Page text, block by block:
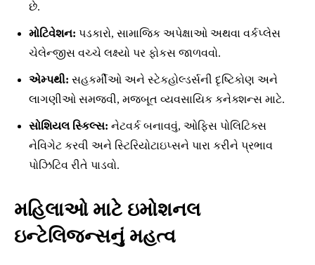
છે.
મોટિવેશન: પડકારો, સામાજિક અપેક્ષાઓ અથવા વર્કપ્લેસ
ચેલેન્જીસ વચ્ચે લક્ષ્યો પર ફોકસ જાળવવો.
એમ્પથી: સહકર્મીઓ અને સ્ટેકહોલ્ડર્સની દૃષ્ટિકોણ અને
લાગણીઓ સમજવી, મજબૂત વ્યવસાયિક કનેક્શન્સ માટે.
સોશિયલ સ્કિલ્સ: નેટવર્ક બનાવવું, ઓફિસ પોલિટિક્સ
નેવિગેટ કરવી અને સ્ટિરિયોટાઇપ્સને પારા કરીને પ્રભાવ
પોઝિટિવ રીતે પાડવો.
મહિલાઓ માટે ઇમોશનલ
ઇન્ટેલિજન્સનું મહત્વ